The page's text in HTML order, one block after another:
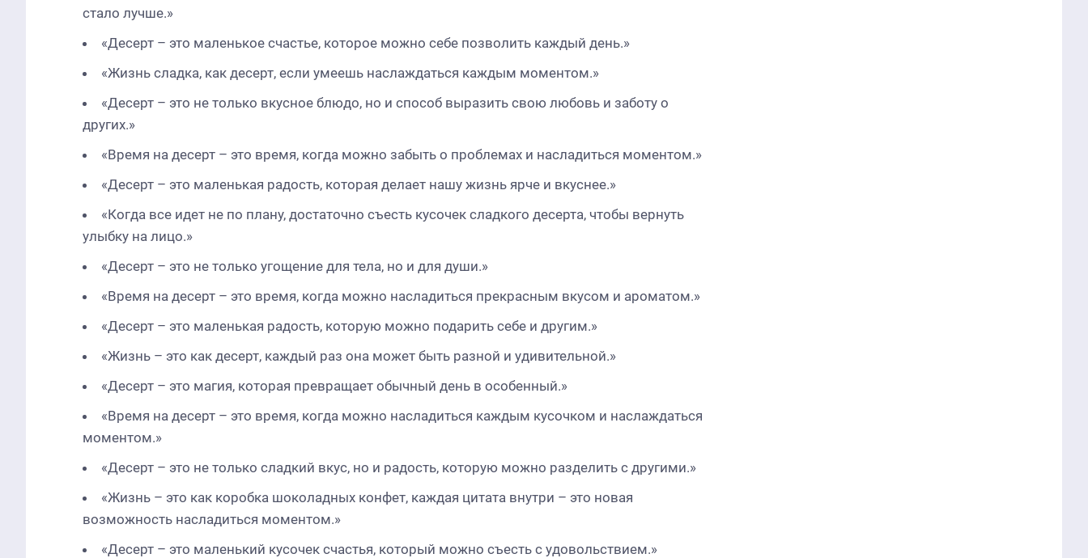
стало лучше.»
«Десерт – это маленькое счастье, которое можно себе позволить каждый день.»
«Жизнь сладка, как десерт, если умеешь наслаждаться каждым моментом.»
«Десерт – это не только вкусное блюдо, но и способ выразить свою любовь и заботу о
других.»
«Время на десерт – это время, когда можно забыть о проблемах и насладиться моментом.»
«Десерт – это маленькая радость, которая делает нашу жизнь ярче и вкуснее.»
«Когда все идет не по плану, достаточно съесть кусочек сладкого десерта, чтобы вернуть
улыбку на лицо.»
«Десерт – это не только угощение для тела, но и для души.»
«Время на десерт – это время, когда можно насладиться прекрасным вкусом и ароматом.»
«Десерт – это маленькая радость, которую можно подарить себе и другим.»
«Жизнь – это как десерт, каждый раз она может быть разной и удивительной.»
«Десерт – это магия, которая превращает обычный день в особенный.»
«Время на десерт – это время, когда можно насладиться каждым кусочком и наслаждаться
моментом.»
«Десерт – это не только сладкий вкус, но и радость, которую можно разделить с другими.»
«Жизнь – это как коробка шоколадных конфет, каждая цитата внутри – это новая
возможность насладиться моментом.»
«Десерт – это маленький кусочек счастья, который можно съесть с удовольствием.»